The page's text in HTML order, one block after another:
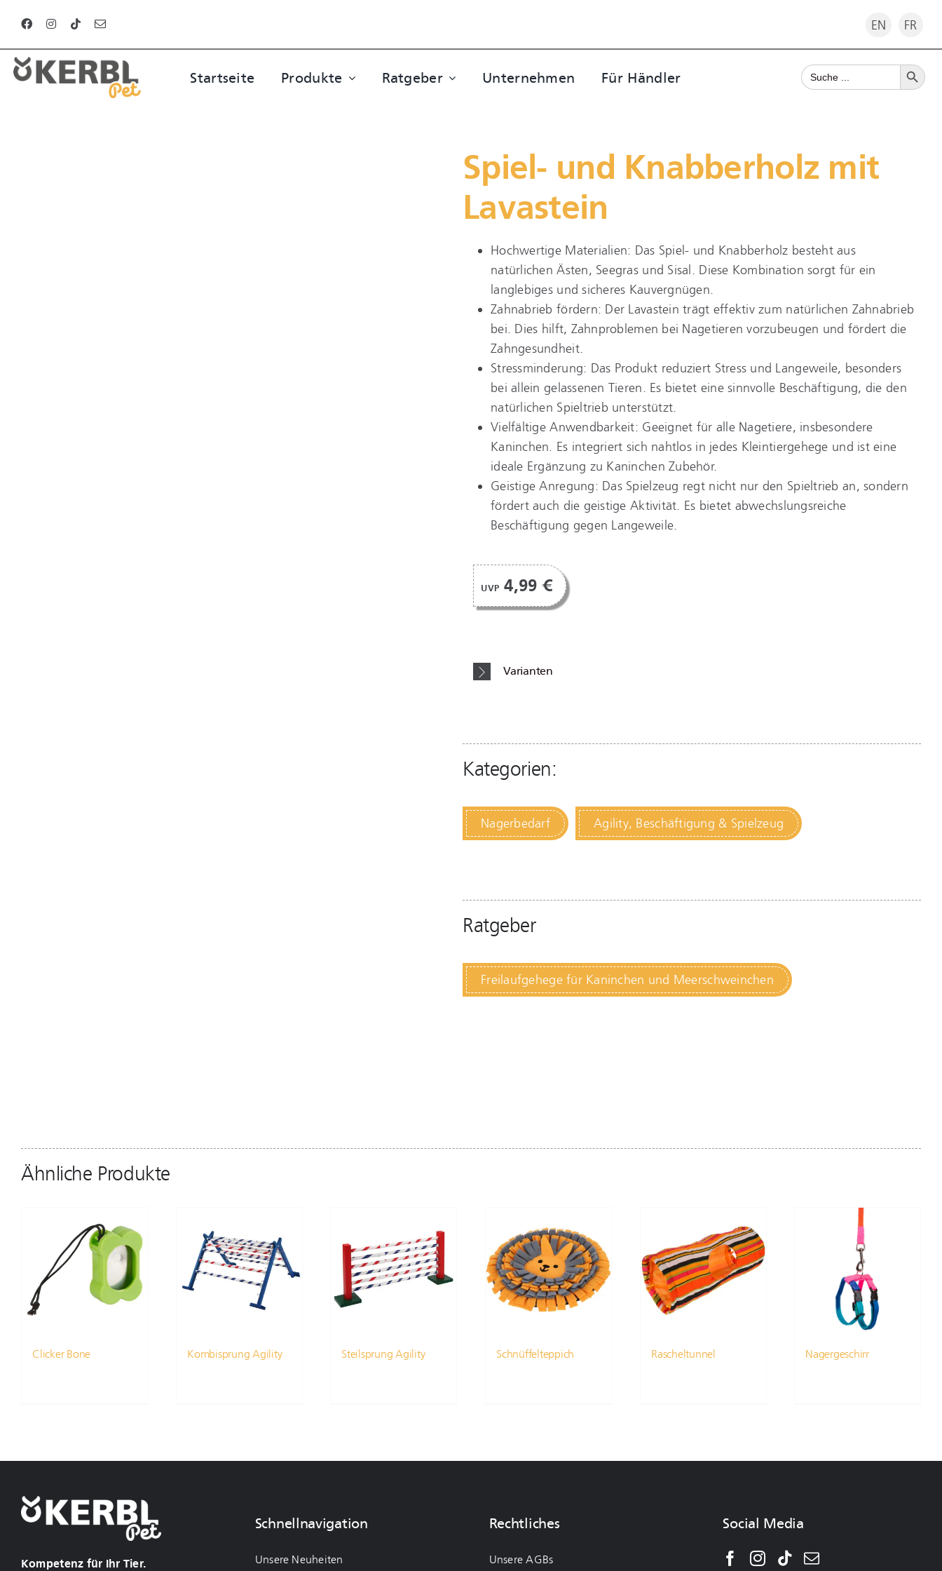
Inhalt
springen
EN FR
Startseite Produkte Ratgeber Unternehmen Für Händler
Search
for:
Search Button
Spiel- und Knabberholz mit
Lavastein
Hochwertige Materialien: Das Spiel- und Knabberholz besteht aus
natürlichen Ästen, Seegras und Sisal. Diese Kombination sorgt für ein
langlebiges und sicheres Kauvergnügen.
Zahnabrieb fördern: Der Lavastein trägt effektiv zum natürlichen Zahnabrieb
bei. Dies hilft, Zahnproblemen bei Nagetieren vorzubeugen und fördert die
Zahngesundheit.
Stressminderung: Das Produkt reduziert Stress und Langeweile, besonders
bei allein gelassenen Tieren. Es bietet eine sinnvolle Beschäftigung, die den
natürlichen Spieltrieb unterstützt.
Vielfältige Anwendbarkeit: Geeignet für alle Nagetiere, insbesondere
Kaninchen. Es integriert sich nahtlos in jedes Kleintiergehege und ist eine
ideale Ergänzung zu Kaninchen Zubehör.
Geistige Anregung: Das Spielzeug regt nicht nur den Spieltrieb an, sondern
fördert auch die geistige Aktivität. Es bietet abwechslungsreiche
Beschäftigung gegen Langeweile.
UVP 4,99 €
Varianten
Kategorien:
Nagerbedarf Agility, Beschäftigung & Spielzeug
Ratgeber
Freilaufgehege für Kaninchen und Meerschweinchen
Ähnliche Produkte
Clicker Bone Kombisprung Agility Steilsprung Agility Schnüffelteppich Rascheltunnel Nagergeschirr
Kompetenz für Ihr Tier.
Schnellnavigation
Unsere Neuheiten
Rechtliches
Unsere AGBs
Social Media